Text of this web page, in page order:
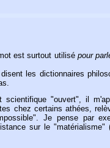
est surtout utilisé pour
les dictionnaires
scientifique "ouvert", il
chez certains athées,
Je pense par
sur le "matérialisme"